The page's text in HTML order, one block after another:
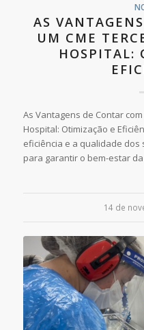
AS
UM CME
HOSPITAL:
As Vantagens de Contar
Hospital: Otimização e
eficiência e a qualidade
para garantir o bem-estar
14 de